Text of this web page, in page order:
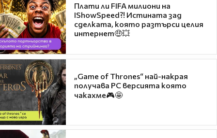
Плати ли FIFA милиони на
IShowSpeed?! Истината зад
сделката, която разтърси целия
интернет🤑💥
„Game of Thrones“ най-накрая
получава PC версията която
чакахме🎮🤩